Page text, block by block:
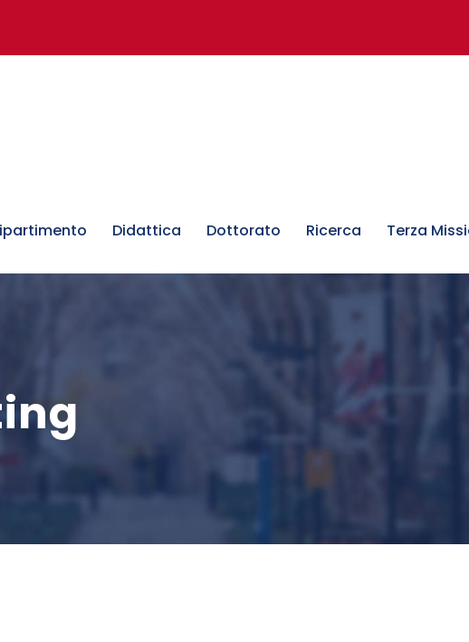
Didattica Dottorato Ricerca Terza